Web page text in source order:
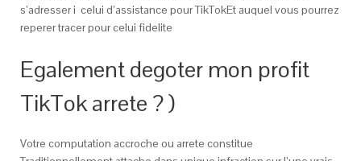
s’adresser i celui d’assistance pour TikTokEt auquel vous pourrez
reperer tracer pour celui fidelite
Egalement degoter mon profit
TikTok arrete ? )
Votre computation accroche ou arrete constitue